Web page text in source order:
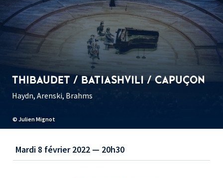
© Julien Mignot
THIBAUDET / BATIASHVILI / CAPUÇON
Haydn, Arenski, Brahms
Mardi 8 février 2022 — 20h30